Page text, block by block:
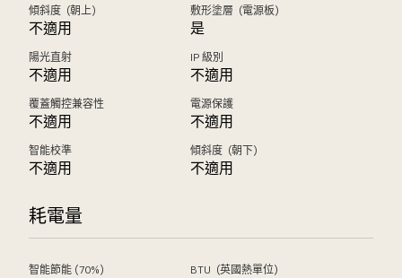
傾斜度（朝上）
不適用
敷形塗層（電源板）
是
陽光直射
不適用
IP 級別
不適用
覆蓋觸控兼容性
不適用
電源保護
不適用
智能校準
不適用
傾斜度（朝下）
不適用
耗電量
智能節能 (70%) BTU（英國熱單位）